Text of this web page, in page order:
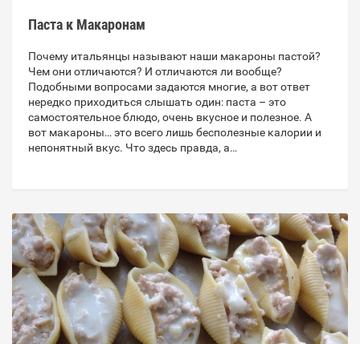
Паста к Макаронам
Почему итальянцы называют наши макароны пастой?
Чем они отличаются? И отличаются ли вообще?
Подобными вопросами задаются многие, а вот ответ
нередко приходиться слышать один: паста – это
самостоятельное блюдо, очень вкусное и полезное. А
вот макароны… это всего лишь бесполезные калории и
непонятный вкус. Что здесь правда, а…